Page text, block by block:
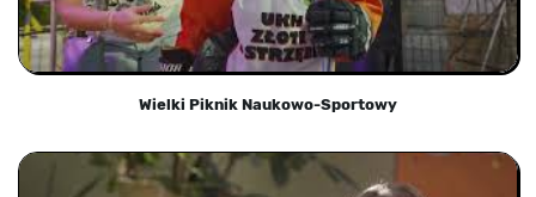
Wielki Piknik Naukowo-Sportowy